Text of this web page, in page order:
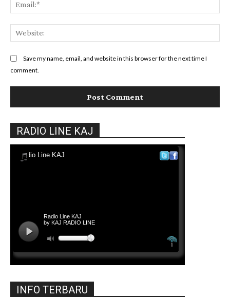
Save my name, email, and website in this browser for the next time I
comment.
RADIO LINE KAJ
INFO TERBARU